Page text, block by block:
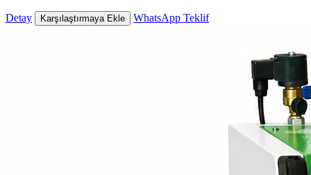
Detay Karşılaştırmaya Ekle WhatsApp Teklif